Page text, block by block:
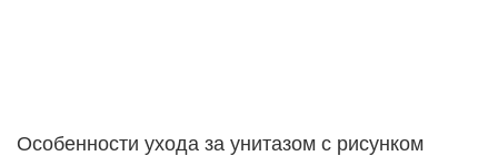
Особенности ухода за унитазом с рисунком